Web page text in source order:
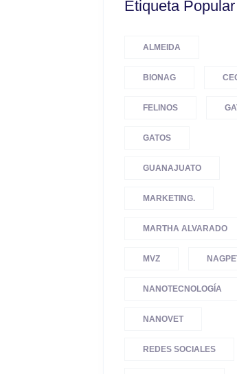
Etiqueta Popular
ALMEIDA
BIONAG
FELINOS
GATOS
GUANAJUATO
MARKETING.
MARTHA ALVARADO
MVZ
NANOTECNOLOGÍA
NANOVET
REDES SOCIALES